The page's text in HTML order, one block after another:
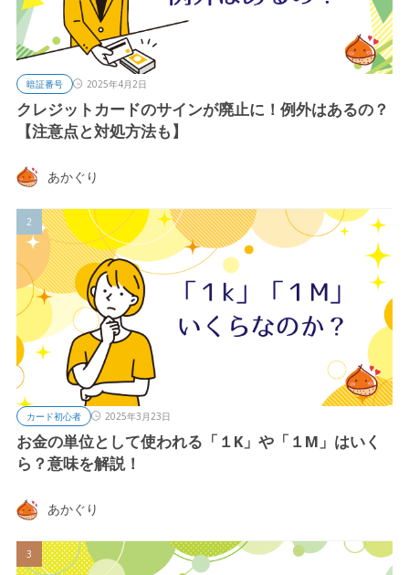
暗証番号 2025年4月2日
クレジットカードのサインが廃止に！例外はあるの？
【注意点と対処方法も】
あかぐり
カード初心者 2025年3月23日
お金の単位として使われる「１K」や「１M」はいく
ら？意味を解説！
あかぐり